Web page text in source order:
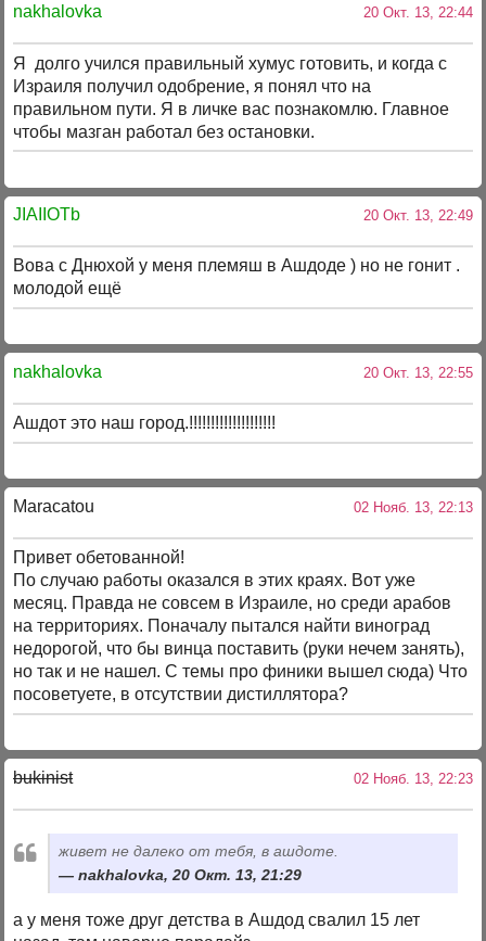
nakhalovka 20 Окт. 13, 22:44
Я долго учился правильный хумус готовить, и когда с
Израиля получил одобрение, я понял что на
правильном пути. Я в личке вас познакомлю. Главное
чтобы мазган работал без остановки.
JIAIIOTb 20 Окт. 13, 22:49
Вова с Днюхой у меня племяш в Ашдоде ) но не гонит .
молодой ещё
nakhalovka 20 Окт. 13, 22:55
Ашдот это наш город.!!!!!!!!!!!!!!!!!!!!
Maracatou 02 Нояб. 13, 22:13
Привет обетованной!
По случаю работы оказался в этих краях. Вот уже
месяц. Правда не совсем в Израиле, но среди арабов
на территориях. Поначалу пытался найти виноград
недорогой, что бы винца поставить (руки нечем занять),
но так и не нашел. С темы про финики вышел сюда) Что
посоветуете, в отсутствии дистиллятора?
bukinist 02 Нояб. 13, 22:23
живет не далеко от тебя, в ашдоте.
nakhalovka, 20 Окт. 13, 21:29
а у меня тоже друг детства в Ашдод свалил 15 лет